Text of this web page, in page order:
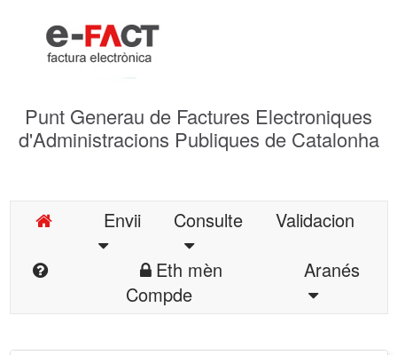
Punt Generau de Factures Electroniques
d'Administracions Publiques de Catalonha
Envii Consulte
Validacion
Eth mèn
Compde
Aranés